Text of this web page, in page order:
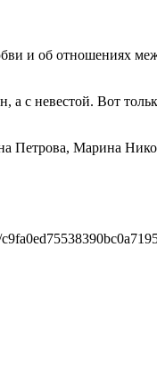
и об отношениях
а с невестой. Вот
Петрова, Марина